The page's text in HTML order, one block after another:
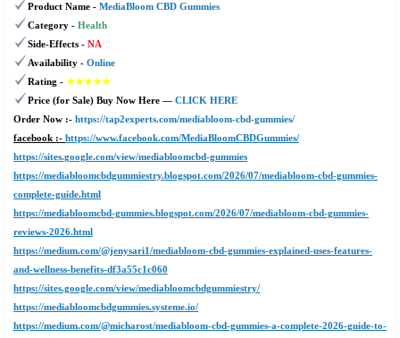
a
r
t
e
r
Product Name -MediaBloom CBD Gummies
Category -Health
Side-Effects -NA
Availability -Online
Rating -★★★★★
Price (for Sale) Buy Now Here —CLICK HERE
Order Now :- https://tap2experts.com/mediabloom-cbd-gummies/
facebook :- https://www.facebook.com/MediaBloomCBDGummies/
https://sites.google.com/view/mediabloomcbd-gummies
https://mediabloomcbdgummiestry.blogspot.com/2026/07/mediabloom-cbd-gummies-
complete-guide.html
https://mediabloomcbd-gummies.blogspot.com/2026/07/mediabloom-cbd-gummies-
reviews-2026.html
https://medium.com/@jenysari1/mediabloom-cbd-gummies-explained-uses-features-
and-wellness-benefits-df3a55c1c060
https://sites.google.com/view/mediabloomcbdgummiestry/
https://mediabloomcbdgummies.systeme.io/
https://medium.com/@micharost/mediabloom-cbd-gummies-a-complete-2026-guide-to-